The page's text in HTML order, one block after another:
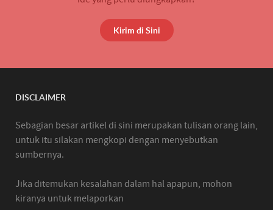
Kirim di Sini
DISCLAIMER
Sebagian besar artikel di sini merupakan tulisan orang lain,
untuk itu silakan mengkopi dengan menyebutkan
sumbernya.
Jika ditemukan kesalahan dalam hal apapun, mohon
kiranya untuk melaporkan